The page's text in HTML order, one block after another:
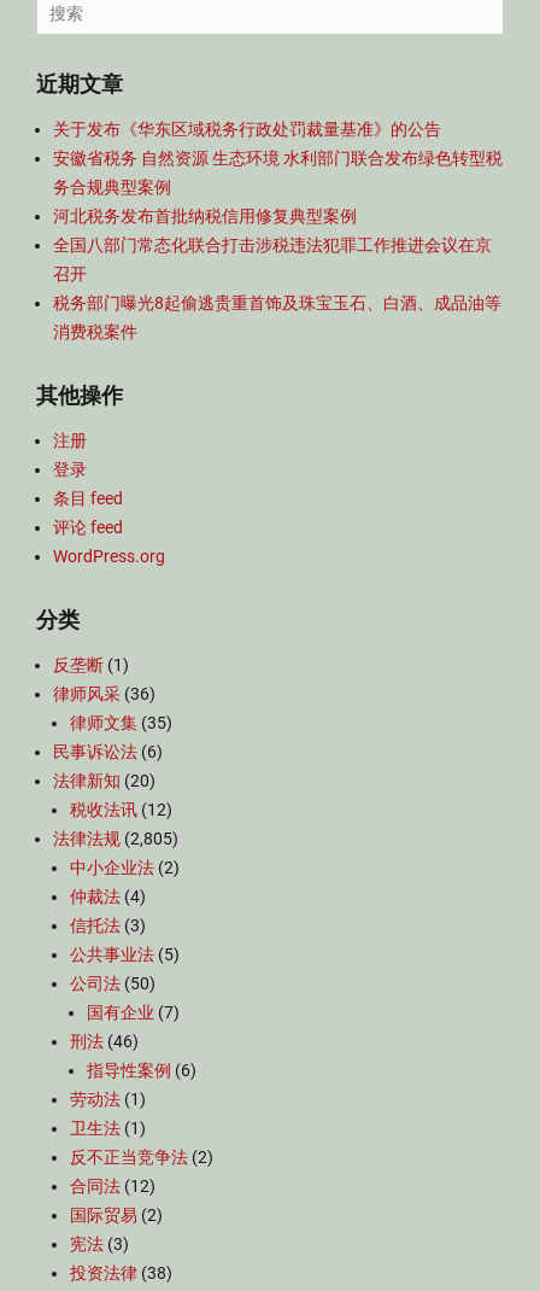
航
Search
for:
近期文章
关于发布《华东区域税务行政处罚裁量基准》的公告
安徽省税务 自然资源 生态环境 水利部门联合发布绿色转型税
务合规典型案例
河北税务发布首批纳税信用修复典型案例
全国八部门常态化联合打击涉税违法犯罪工作推进会议在京
召开
税务部门曝光8起偷逃贵重首饰及珠宝玉石、白酒、成品油等
消费税案件
其他操作
注册
登录
条目 feed
评论 feed
WordPress.org
分类
反垄断 (1)
律师风采 (36)
律师文集 (35)
民事诉讼法 (6)
法律新知 (20)
税收法讯 (12)
法律法规 (2,805)
中小企业法 (2)
仲裁法 (4)
信托法 (3)
公共事业法 (5)
公司法 (50)
国有企业 (7)
刑法 (46)
指导性案例 (6)
劳动法 (1)
卫生法 (1)
反不正当竞争法 (2)
合同法 (12)
国际贸易 (2)
宪法 (3)
投资法律 (38)